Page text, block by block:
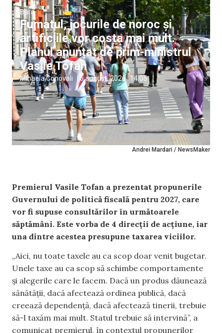
Andrei Mardari / NewsMaker
Bani
Fumatul, jocurile de noroc și
artificiile vor costa mai mult.
Planul anunțat de prim-ministrul
Vasile Tofan
Mihaela Conovali | 6 august, 2026 14:05
Premierul Vasile Tofan a prezentat propunerile
Guvernului de politică fiscală pentru 2027, care
vor fi supuse consultărilor în următoarele
săptămâni. Este vorba de 4 direcții de acțiune, iar
una dintre acestea presupune taxarea viciilor.
„Aici, nu toate taxele au ca scop doar venit bugetar.
Unele taxe au ca scop să schimbe comportamente
și alegerile care le facem. Dacă un produs dăunează
sănătății, dacă afectează ordinea publică, dacă
creează dependență, dacă afectează tinerii, trebuie
să-l taxăm mai mult. Statul trebuie să intervină”, a
comunicat premierul, în contextul propunerilor